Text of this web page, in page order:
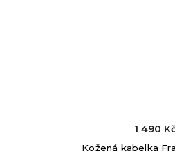
Kožená kabelka
1 490